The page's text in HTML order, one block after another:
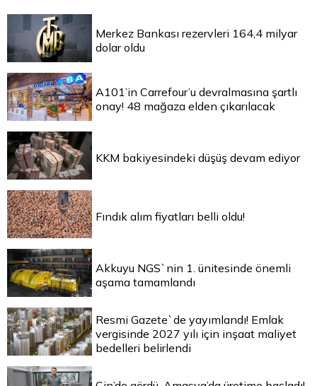
Merkez Bankası rezervleri 164,4 milyar
dolar oldu
A101’in Carrefour’u devralmasına şartlı
onay! 48 mağaza elden çıkarılacak
KKM bakiyesindeki düşüş devam ediyor
Fındık alım fiyatları belli oldu!
Akkuyu NGS`nin 1. ünitesinde önemli
aşama tamamlandı
Resmi Gazete`de yayımlandı! Emlak
vergisinde 2027 yılı için inşaat maliyet
bedelleri belirlendi